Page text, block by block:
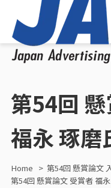
第54回
福永 琢磨
Home
第54回 懸賞論文
第54回 懸賞論文 受賞者 福